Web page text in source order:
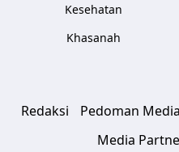
Kesehatan
Khasanah
Redaksi Pedoman
Media